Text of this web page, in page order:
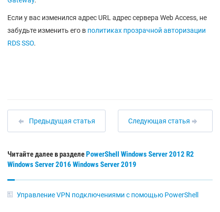
Если у вас изменился адрес URL адрес сервера Web Access, не
забудьте изменить его в политиках прозрачной авторизации
RDS SSO.
Предыдущая статья Следующая статья
Читайте далее в разделеPowerShell Windows Server 2012 R2
Windows Server 2016 Windows Server 2019
Управление VPN подключениями с помощью PowerShell